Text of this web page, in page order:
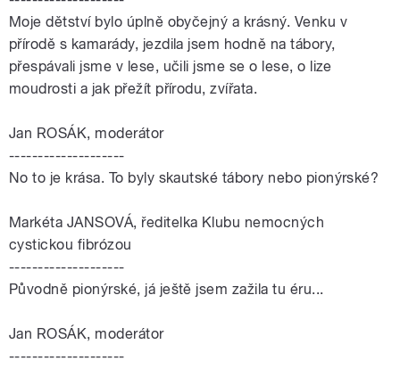
Moje dětství bylo úplně obyčejný a krásný. Venku v
přírodě s kamarády, jezdila jsem hodně na tábory,
přespávali jsme v lese, učili jsme se o lese, o lize
moudrosti a jak přežít přírodu, zvířata.
Jan ROSÁK, moderátor
--------------------
No to je krása. To byly skautské tábory nebo pionýrské?
Markéta JANSOVÁ, ředitelka Klubu nemocných
cystickou fibrózou
--------------------
Původně pionýrské, já ještě jsem zažila tu éru...
Jan ROSÁK, moderátor
--------------------